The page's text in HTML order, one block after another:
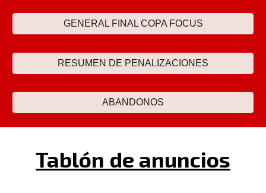
GENERAL FINAL COPA FOCUS
RESUMEN DE PENALIZACIONES
ABANDONOS
Tablón de anuncios